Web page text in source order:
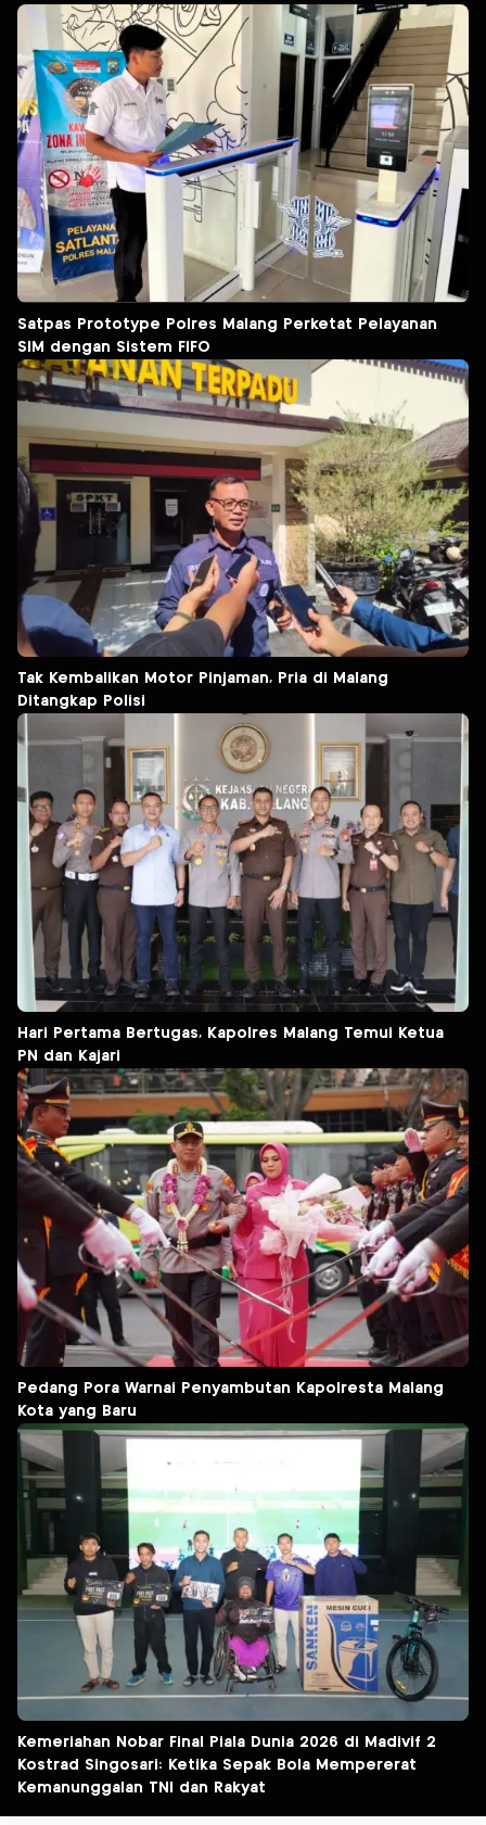
Satpas Prototype Polres Malang Perketat Pelayanan
SIM dengan Sistem FIFO
Tak Kembalikan Motor Pinjaman, Pria di Malang
Ditangkap Polisi
Hari Pertama Bertugas, Kapolres Malang Temui Ketua
PN dan Kajari
Pedang Pora Warnai Penyambutan Kapolresta Malang
Kota yang Baru
Kemeriahan Nobar Final Piala Dunia 2026 di Madivif 2
Kostrad Singosari: Ketika Sepak Bola Mempererat
Kemanunggalan TNI dan Rakyat